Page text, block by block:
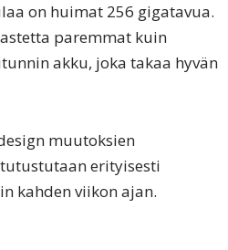
on huimat 256 gigatavua.
paremmat kuin
akku, joka takaa hyvän
muutoksien
erityisesti
kahden viikon ajan.